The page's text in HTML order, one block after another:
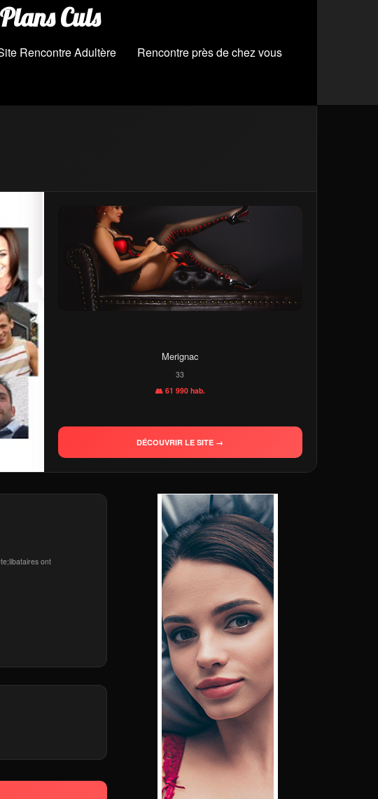
Culs
Rencontre Adultère Rencontre près de chez vous
Merignac
33
👥 61 990 hab.
DÉCOUVRIR LE SITE →
ont